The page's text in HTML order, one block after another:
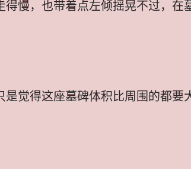
慢，也带着点左倾摇晃不过，在
觉得这座墓碑体积比周围的都要